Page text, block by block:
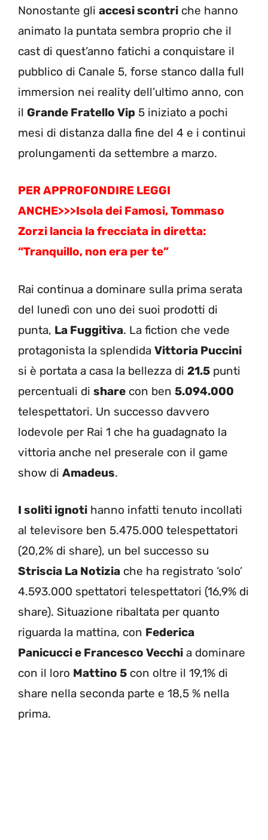
Nonostante gli accesi scontri che hanno
animato la puntata sembra proprio che il
cast di quest’anno fatichi a conquistare il
pubblico di Canale 5, forse stanco dalla full
immersion nei reality dell’ultimo anno, con
il Grande Fratello Vip 5 iniziato a pochi
mesi di distanza dalla fine del 4 e i continui
prolungamenti da settembre a marzo.
PER APPROFONDIRE LEGGI
ANCHE>>>Isola dei Famosi, Tommaso
Zorzi lancia la frecciata in diretta:
“Tranquillo, non era per te”
Rai continua a dominare sulla prima serata
del lunedì con uno dei suoi prodotti di
punta, La Fuggitiva. La fiction che vede
protagonista la splendida Vittoria Puccini
si è portata a casa la bellezza di 21.5 punti
percentuali di share con ben 5.094.000
telespettatori. Un successo davvero
lodevole per Rai 1 che ha guadagnato la
vittoria anche nel preserale con il game
show di Amadeus.
I soliti ignoti hanno infatti tenuto incollati
al televisore ben 5.475.000 telespettatori
(20,2% di share), un bel successo su
Striscia La Notizia che ha registrato ‘solo’
4.593.000 spettatori telespettatori (16,9% di
share). Situazione ribaltata per quanto
riguarda la mattina, con Federica
Panicucci e Francesco Vecchi a dominare
con il loro Mattino 5 con oltre il 19,1% di
share nella seconda parte e 18,5 % nella
prima.